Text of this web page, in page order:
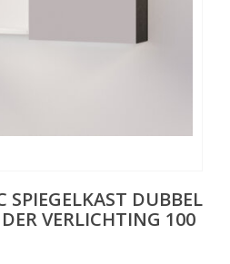
SPIEGELKAST DUBBEL
VERLICHTING 100